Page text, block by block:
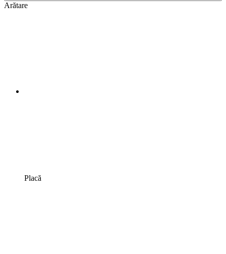
Arătare
Placă